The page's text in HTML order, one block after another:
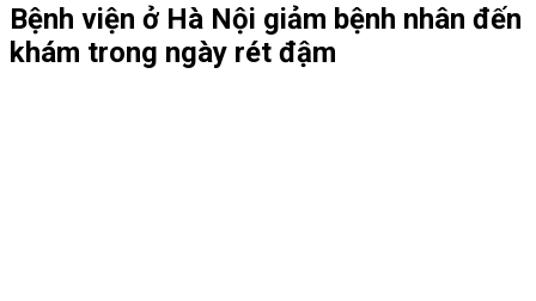
Bệnh viện ở Hà Nội giảm bệnh nhân đến
khám trong ngày rét đậm